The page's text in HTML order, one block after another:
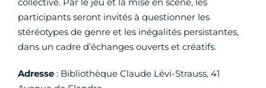
participants seront invités à questionner les
stéréotypes de genre et les inégalités persistantes,
dans un cadre d’échanges ouverts et créatifs.
Adresse : Bibliothèque Claude Lévi-Strauss, 41